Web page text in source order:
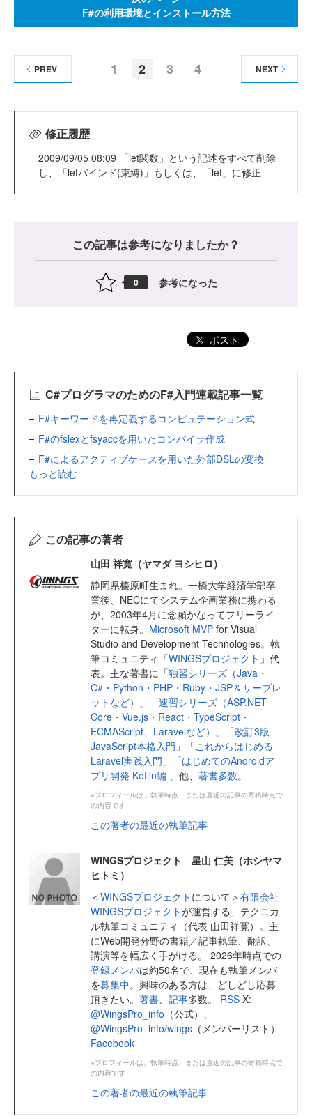
F#の利用環境とインストール方法
1 2 3 4
PREV NEXT
修正履歴
2009/09/05 08:09 「let関数」という記述をすべて削除
し、「letバインド(束縛)」もしくは、「let」に修正
この記事は参考になりましたか？
0 参考になった
ポスト
C#プログラマのためのF#入門連載記事一覧
F#キーワードを再定義するコンピュテーション式
F#のfslexとfsyaccを用いたコンパイラ作成
F#によるアクティブケースを用いた外部DSLの変換
もっと読む
この記事の著者
山田 祥寛（ヤマダ ヨシヒロ）
静岡県榛原町生まれ。一橋大学経済学部卒
業後、NECにてシステム企画業務に携わる
が、2003年4月に念願かなってフリーライ
ターに転身。 Microsoft MVP for Visual
Studio and Development Technologies。執
筆コミュニティ「WINGSプロジェクト 」代
表。主な著書に「独習シリーズ（Java・
C#・Python・PHP・Ruby・JSP＆サーブレ
ットなど）
」「速習シリーズ（ASP.NET
Core・Vue.js・React・TypeScript・
ECMAScript、Laravelなど）
」「改訂3版
JavaScript本格入門 」「これからはじめる
Laravel実践入門 」「はじめてのAndroidア
プリ開発 Kotlin編 」他、 著書多数。
※プロフィールは、執筆時点、または直近の記事の寄稿時点で
の内容です
この著者の最近の執筆記事
WINGSプロジェクト 星山 仁美（ホシヤマ
ヒトミ）
＜WINGSプロジェクト について＞有限会社
WINGSプロジェクトが運営する、テクニカ
ル執筆コミュニティ（代表 山田祥寛）。主
にWeb開発分野の書籍／記事執筆、翻訳、
講演等を幅広く手がける。 2026年時点での
登録メンバは約50名で、現在も執筆メンバ
を募集中。興味のある方は、どしどし応募
頂きたい。 著書、 記事多数。 RSS X:
@WingsPro_info （公式）、
@WingsPro_info/wings （メンバーリスト）
Facebook
※プロフィールは、執筆時点、または直近の記事の寄稿時点で
の内容です
この著者の最近の執筆記事